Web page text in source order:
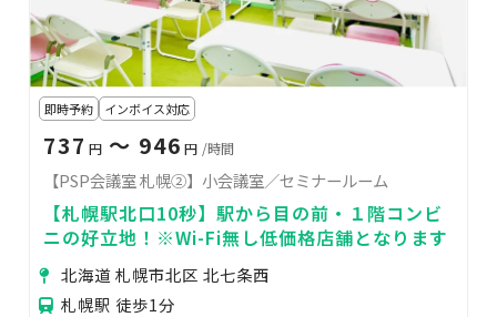
即時予約 インボイス対応
737 円 〜 946 円 /時間
【PSP会議室 札幌②】小会議室／セミナールーム
【札幌駅北口10秒】駅から目の前・１階コンビ
ニの好立地！※Wi-Fi無し低価格店舗となります
北海道 札幌市北区 北七条西
札幌駅 徒歩1分